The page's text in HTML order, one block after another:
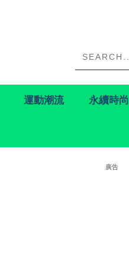
運動潮流 永續時尚
廣告